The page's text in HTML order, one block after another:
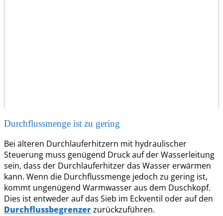
Durchflussmenge ist zu gering
Bei älteren Durchlauferhitzern mit hydraulischer
Steuerung muss genügend Druck auf der Wasserleitung
sein, dass der Durchlauferhitzer das Wasser erwärmen
kann. Wenn die Durchflussmenge jedoch zu gering ist,
kommt ungenügend Warmwasser aus dem Duschkopf.
Dies ist entweder auf das Sieb im Eckventil oder auf den
Durchflussbegrenzerzurückzuführen.